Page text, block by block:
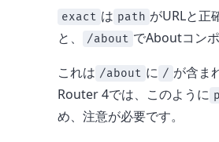
exact は path がURLと正
と、
/about でAboutコン
これは /about に / が含ま
Router 4では、このように
め、注意が必要です。